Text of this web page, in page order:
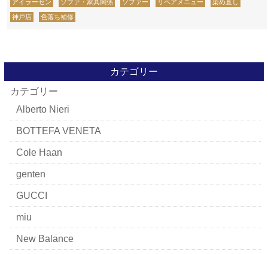
アイラーセン ソファ・家具関係 ソファー リペアメニュー 染め直し
神戸店 色落ち補修
カテゴリー
カテゴリー
Alberto Nieri
BOTTEFA VENETA
Cole Haan
genten
GUCCI
miu
New Balance